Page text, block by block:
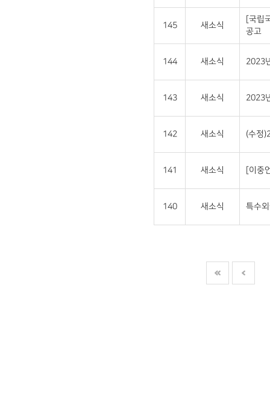
145 새소식
[국립
공고
144 새소식 2023
143 새소식 2023
142 새소식 (수정
141 새소식 [이중
140 새소식 특수